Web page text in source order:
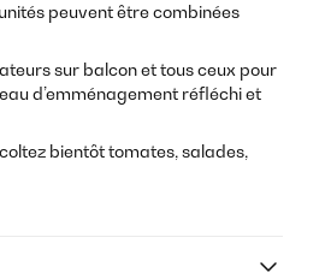
peuvent être combinées
sur balcon et tous ceux pour
d’emménagement réfléchi et
bientôt tomates, salades,